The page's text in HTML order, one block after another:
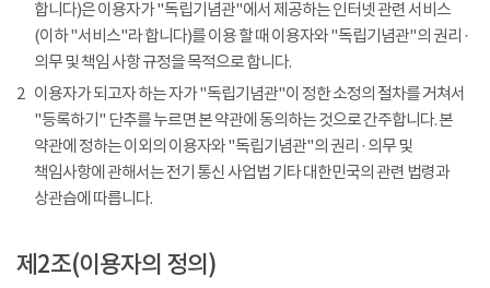
합니다)은 이용자가 "독립기념관"에서 제공하는 인터넷 관련 서비스
(이하 "서비스"라 합니다)를 이용 할 때 이용자와 "독립기념관"의 권리 ·
의무 및 책임 사항 규정을 목적으로 합니다.
2 이용자가 되고자 하는 자가 "독립기념관"이 정한 소정의 절차를 거쳐서
"등록하기" 단추를 누르면 본 약관에 동의하는 것으로 간주합니다. 본
약관에 정하는 이외의 이용자와 "독립기념관"의 권리 · 의무 및
책임사항에 관해서는 전기 통신 사업법 기타 대한민국의 관련 법령과
상관습에 따릅니다.
제2조(이용자의 정의)